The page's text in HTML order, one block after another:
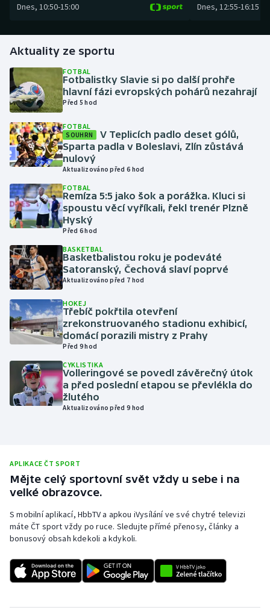
Golf
Gymnastika
Házená
Jezdectví
Judo
Krasobruslení
Lezení
Lyže a snowboard
Moderní pětiboj
Motorsport
Olympijské hry
Parasport
Plavání
Ragby
Rychlobruslení
Rychlostní kanoistika
Short track
Sportovní střelba
Dnes, 10:50-15:00 Dnes, 12:55-16:15
Aktuality ze sportu
FOTBAL
Fotbalistky Slavie si po další prohře
hlavní fázi evropských pohárů nezahrají
Před 5 hod
FOTBAL
SOUHRN
V Teplicích padlo deset gólů,
Sparta padla v Boleslavi, Zlín zůstává
nulový
Aktualizováno před 6 hod
FOTBAL
Remíza 5:5 jako šok a porážka. Kluci si
spoustu věcí vyříkali, řekl trenér Plzně
Hyský
Před 6 hod
BASKETBAL
Basketbalistou roku je podeváté
Satoranský, Čechová slaví poprvé
Aktualizováno před 7 hod
HOKEJ
Třebíč pokřtila otevření
zrekonstruovaného stadionu exhibicí,
domácí porazili mistry z Prahy
Před 9 hod
CYKLISTIKA
Volleringové se povedl závěrečný útok
a před poslední etapou se převlékla do
žlutého
Aktualizováno před 9 hod
APLIKACE ČT SPORT
Mějte celý sportovní svět vždy u sebe i na
velké obrazovce.
S mobilní aplikací, HbbTV a apkou iVysílání ve své chytré televizi
máte ČT sport vždy po ruce. Sledujte přímé přenosy, články a
bonusový obsah kdekoli a kdykoli.